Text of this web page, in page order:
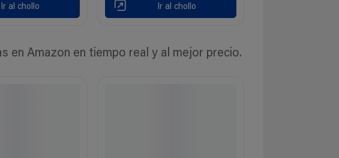
Ir al chollo Ir al chollo
en Amazon en tiempo real y al mejor precio.